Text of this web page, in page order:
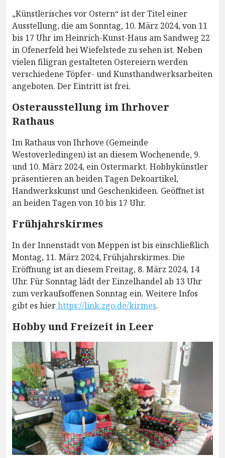
„Künstlerisches vor Ostern“ ist der Titel einer
Ausstellung, die am Sonntag, 10. März 2024, von 11
bis 17 Uhr im Heinrich-Kunst-Haus am Sandweg 22
in Ofenerfeld bei Wiefelstede zu sehen ist. Neben
vielen filigran gestalteten Ostereiern werden
verschiedene Töpfer- und Kunsthandwerksarbeiten
angeboten. Der Eintritt ist frei.
Osterausstellung im Ihrhover
Rathaus
Im Rathaus von Ihrhove (Gemeinde
Westoverledingen) ist an diesem Wochenende, 9.
und 10. März 2024, ein Ostermarkt. Hobbykünstler
präsentieren an beiden Tagen Dekoartikel,
Handwerkskunst und Geschenkideen. Geöffnet ist
an beiden Tagen von 10 bis 17 Uhr.
Frühjahrskirmes
In der Innenstadt von Meppen ist bis einschließlich
Montag, 11. März 2024, Frühjahrskirmes. Die
Eröffnung ist an diesem Freitag, 8. März 2024, 14
Uhr. Für Sonntag lädt der Einzelhandel ab 13 Uhr
zum verkaufsoffenen Sonntag ein. Weitere Infos
gibt es hierhttps://link.zgo.de/kirmes.
Hobby und Freizeit in Leer